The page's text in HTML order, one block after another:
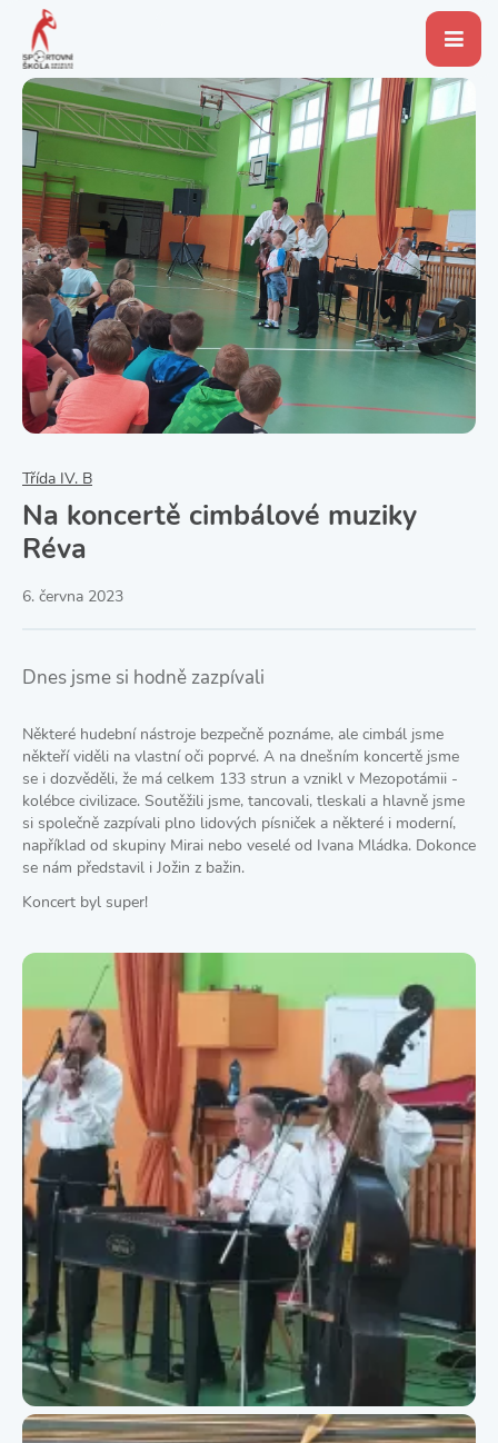
Třída IV. B
Na koncertě cimbálové muziky
Réva
6. června 2023
Dnes jsme si hodně zazpívali
Některé hudební nástroje bezpečně poznáme, ale cimbál jsme
někteří viděli na vlastní oči poprvé. A na dnešním koncertě jsme
se i dozvěděli, že má celkem 133 strun a vznikl v Mezopotámii -
kolébce civilizace. Soutěžili jsme, tancovali, tleskali a hlavně jsme
si společně zazpívali plno lidových písniček a některé i moderní,
například od skupiny Mirai nebo veselé od Ivana Mládka. Dokonce
se nám představil i Jožin z bažin.
Koncert byl super!